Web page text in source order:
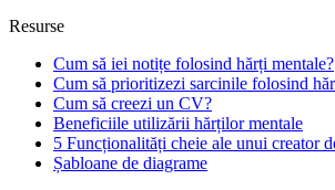
Resurse
Cum să iei notițe folosind hărți mentale?
Cum să prioritizezi sarcinile folosind
Cum să creezi un CV?
Beneficiile utilizării hărților mentale
5 Funcționalități cheie ale unui creator
Șabloane de diagrame